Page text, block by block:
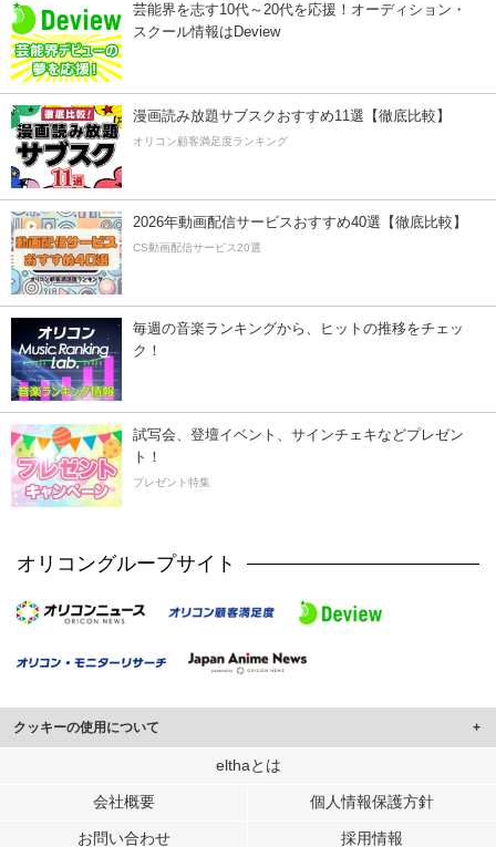
芸能界を志す10代～20代を応援！オーディション・
スクール情報はDeview
漫画読み放題サブスクおすすめ11選【徹底比較】
オリコン顧客満足度ランキング
2026年動画配信サービスおすすめ40選【徹底比較】
CS動画配信サービス20選
毎週の音楽ランキングから、ヒットの推移をチェッ
ク！
試写会、登壇イベント、サインチェキなどプレゼン
ト！
プレゼント特集
オリコングループサイト
クッキーの使用について
このサイトでは Cookie を使用して、ユーザーに合わせたコンテンツや広告の
行っています。
メディアや広告配信、データ解析の各パートナーに提供しています。
elthaとは
会社概要 個人情報保護方針
お問い合わせ 採用情報